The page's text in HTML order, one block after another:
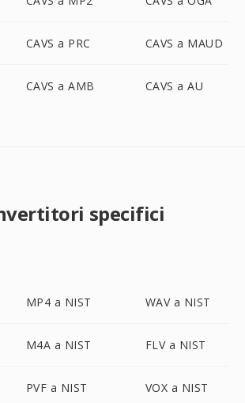
CAVS a PRC CAVS a MAUD
CAVS a AMB CAVS a AU
specifici
MP4 a NIST WAV a NIST
M4A a NIST FLV a NIST
PVF a NIST VOX a NIST